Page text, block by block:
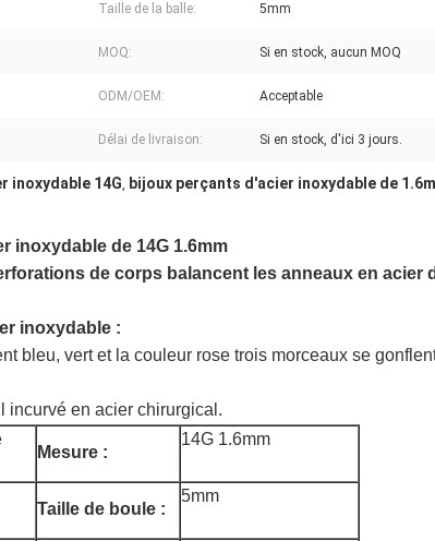
Taille de la balle: 5mm
MOQ: Si en stock, aucun MOQ
ODM/OEM: Acceptable
Délai de livraison: Si en stock, d'ici 3 jours.
inoxydable 14G, bijoux perçants d'acier inoxydable de
inoxydable de 14G 1.6mm
de corps balancent les anneaux en acier
inoxydable :
bleu, vert et la couleur rose trois morceaux se
incurvé en acier chirurgical.
Mesure :
14G 1.6mm
Taille de boule :
5mm